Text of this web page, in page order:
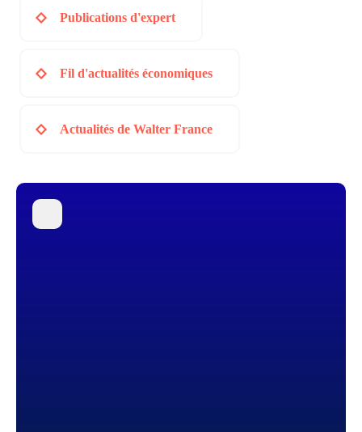
Publications d'expert
Fil d'actualités économiques
Actualités de Walter France